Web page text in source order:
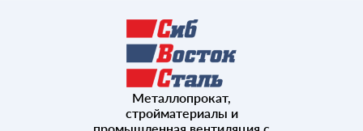
Металлопрокат,
стройматериалы и
промышленная вентиляция с